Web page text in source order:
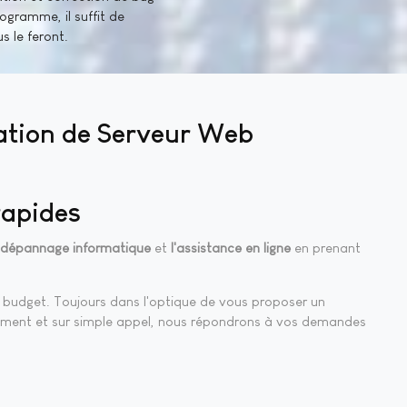
il suffit de
le feront.
de Serveur Web
dépannage informatique et l'assistance en ligne en prenant
Toujours dans l'optique de vous proposer un
et sur simple appel, nous répondrons à vos demandes